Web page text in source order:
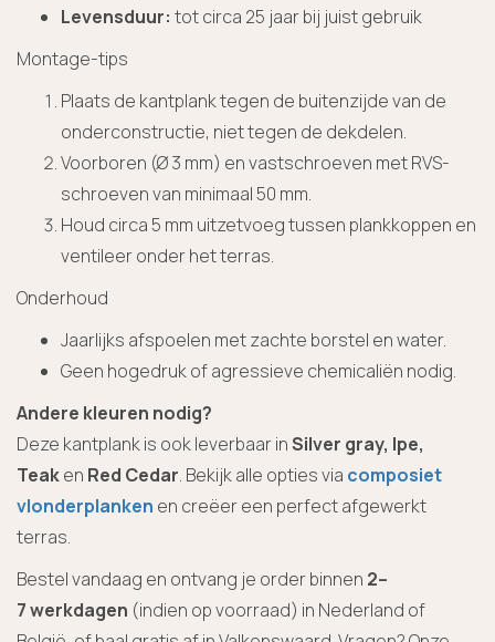
Levensduur: tot circa 25 jaar bij juist gebruik
Montage-tips
Plaats de kantplank tegen de buitenzijde van de
onder­constructie, niet tegen de dekdelen.
Voorboren (Ø 3 mm) en vastschroeven met RVS-
schroeven van minimaal 50 mm.
Houd circa 5 mm uitzetvoeg tussen plankkoppen en
ventileer onder het terras.
Onderhoud
Jaarlijks afspoelen met zachte borstel en water.
Geen hogedruk of agressieve chemicaliën nodig.
Andere kleuren nodig?
Deze kantplank is ook leverbaar inSilver gray, Ipe,
Teaken Red Cedar. Bekijk alle opties via composiet
vlonderplanken en creëer een perfect afgewerkt
terras.
Bestel vandaag en ontvang je order binnen 2–
7 werkdagen (indien op voorraad) in Nederland of